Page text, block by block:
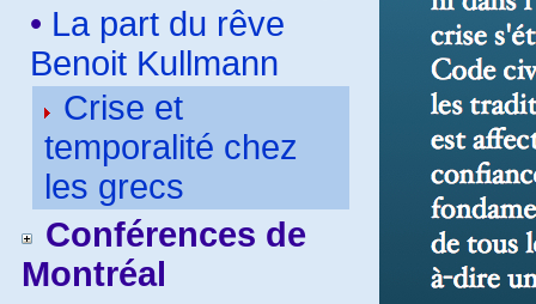
• La part du rêve
Benoit Kullmann
Crise et
temporalité chez
les grecs
Conférences de
Montréal